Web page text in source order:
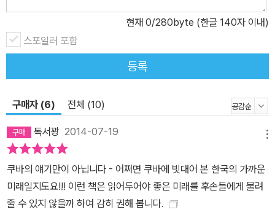
다가 한때 일본처럼 미국의 경제봉쇄를 받았음에도 불구하고 위기를
잘 벗어난 나라가 바로 쿠바이다. 프리드리히스 교수는 쿠바가 ‘부드
러운 몰락’에 성공한 가장 큰 이유는, 사회적인 연대와 전통적인 지식
의 부활에 성공했기 때문이라고 말한다. 실제로 2006년 10월에 공
을 훼손하지 않고 검소한 생활을 하면서 동시에 의료?교육 등 인간개
을 충족시키는 나라는 지금 지구상에 단 한 나라밖에 없다. 즉, 국민 1
인당 생태발자국이 1.8헥타르 이하(지속가능성)이면서도 평균수명,
문자해독률, 교육수준, 1인당 GDP 등을 토대로 산출한 인간개발지
수 0.8 이상을 충족시키는 나라가 유일하게 쿠바인 것이다(본문 29
쪽, 327쪽). 그래서일까, 월드워치연구소의 보고서에서도 다음과 같
현재 0/280byte (한글 140자 이내)
스포일러 포함
등록
구매자 (6) 전체 (10)
독서꽝 2014-07-19
쿠바의 얘기만이 아닙니다 - 어쩌면 쿠바에 빗대어 본 한국의 가까운
미래일지도요!!! 이런 책은 읽어두어야 좋은 미래를 후손들에게 물려
줄 수 있지 않을까 하여 감히 권해 봅니다.